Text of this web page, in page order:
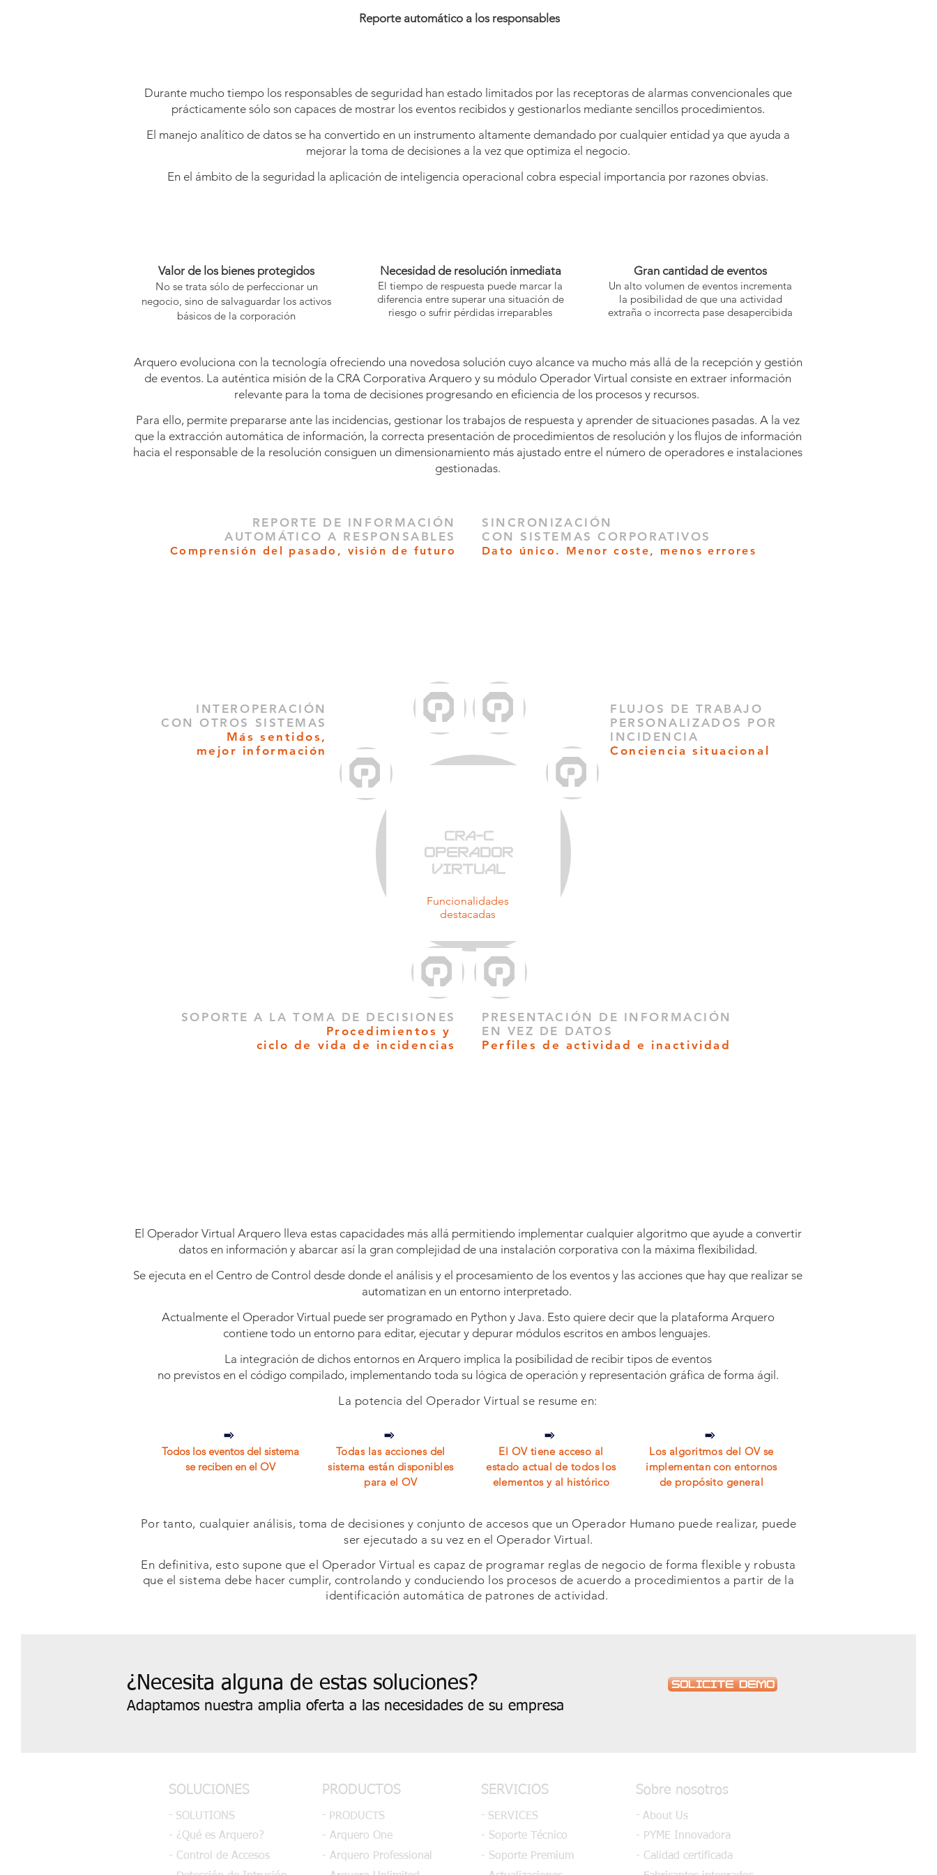
Reporte automático a los responsables
Durante mucho tiempo los responsables de seguridad han estado limitados por las receptoras de alarmas convencionales que
prácticamente sólo son capaces de mostrar los eventos recibidos y gestionarlos mediante sencillos procedimientos.
El manejo analítico de datos se ha convertido en un instrumento altamente demandado por cualquier entidad ya que ayuda a
mejorar la toma de decisiones a la vez que optimiza el negocio.
En el ámbito de la seguridad la aplicación de inteligencia operacional cobra especial importancia por razones obvias.
Valor de los bienes protegidos
No se trata sólo de perfeccionar un
negocio, sino de salvaguardar los activos
básicos de la corporación
Necesidad de resolución inmediata
El tiempo de respuesta puede marcar la
diferencia entre superar una situación de
riesgo o sufrir pérdidas irreparables
Gran cantidad de eventos
Un alto volumen de eventos incrementa
la posibilidad de que una actividad
extraña o incorrecta pase desapercibida
Arquero evoluciona con la tecnología ofreciendo una novedosa solución cuyo alcance va mucho más allá de la recepción y gestión
de eventos. La auténtica misión de la CRA Corporativa Arquero y su módulo Operador Virtual consiste en extraer información
relevante para la toma de decisiones progresando en eficiencia de los procesos y recursos.
Para ello, permite prepararse ante las incidencias, gestionar los trabajos de respuesta y aprender de situaciones pasadas. A la vez
que la extracción automática de información, la correcta presentación de procedimientos de resolución y los flujos de información
hacia el responsable de la resolución consiguen un dimensionamiento más ajustado entre el número de operadores e instalaciones
gestionadas.
REPORTE DE INFORMACIÓN
AUTOMÁTICO A RESPONSABLES
Comprensión del pasado, visión de futuro
SINCRONIZACIÓN
CON SISTEMAS CORPORATIVOS
Dato único. Menor coste, menos errores
INTEROPERACIÓN
CON OTROS SISTEMAS
Más sentidos,
mejor información
CRA-C
OPERADOR
VIRTUAL
Funcionalidades
destacadas
FLUJOS DE TRABAJO
PERSONALIZADOS POR
INCIDENCIA
Conciencia situacional
SOPORTE A LA TOMA DE DECISIONES
Procedimientos y
ciclo de vidade incidencias
PRESENTACIÓN DE INFORMACIÓN
EN VEZ DE DATOS
Perfiles de actividade inactividad
Todos los eventos del sistema
se reciben en el OV
Todas las acciones del
sistema están disponibles
para el OV
El OV tiene acceso al
estado actual de todos los
elementos y al histórico
Los algoritmos del OV se
implementan con entornos
de propósito general
Por tanto, cualquier análisis, toma de decisiones y conjunto de accesos que un Operador Humano puede realizar, puede
ser ejecutado a su vez en el Operador Virtual.
En definitiva, esto supone que el Operador Virtual es capaz de programar reglas de negocio de forma flexible y robusta
que el sistema debe hacer cumplir, controlando y conduciendo los procesos de acuerdo a procedimientos a partir de la
identificación automática de patrones de actividad.
El Operador Virtual Arquero lleva estas capacidades más allá permitiendo implementar cualquier algoritmo que ayude a convertir
datos en información y abarcar así la gran complejidad de una instalación corporativa con la máxima flexibilidad.
Se ejecuta en el Centro de Control desde donde el análisis y el procesamiento de los eventos y las acciones que hay que realizar se
automatizan en un entorno interpretado.
Actualmente el Operador Virtual puede ser programado en Python y Java. Esto quiere decir que la plataforma Arquero
contiene todo un entorno para editar, ejecutar y depurar módulos escritos en ambos lenguajes.
La integración de dichos entornos en Arquero implica la posibilidad de recibir tipos de eventos
no previstos en el código compilado, implementando toda su lógica de operación y representación gráfica de forma ágil .
La potencia del Operador Virtual se resume en:
¿Necesita alguna de estas soluciones?
Adaptamos nuestra amplia oferta a las necesidades de su empresa
SOLICITE DEMO
SOLUCIONES PRODUCTOS
-
- ¿Qué es Arquero?
- Control de Accesos
-
- Arquero One
- Arquero Professional
SOLUTIONS PRODUCTS
SERVICIOS
-
- Soporte Técnico
- Soporte Premium
SERVICES
Sobre nosotros
-
- PYME Innovadora
- Calidad certificada
About Us